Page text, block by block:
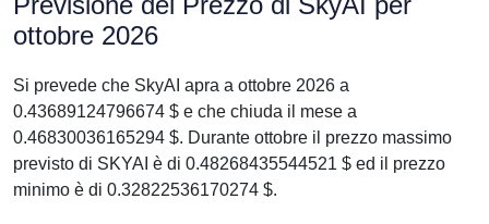
ottobre 2026
Si prevede che SkyAI apra a ottobre 2026 a
0.43689124796674 $ e che chiuda il mese a
0.46830036165294 $. Durante ottobre il prezzo massimo
previsto di SKYAI è di 0.48268435544521 $ ed il prezzo
minimo è di 0.32822536170274 $.